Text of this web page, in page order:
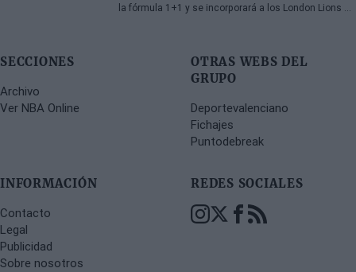
la fórmula 1+1 y se incorporará a los London Lions en
SECCIONES
Archivo
Ver NBA Online
OTRAS WEBS DEL
GRUPO
Deportevalenciano
Fichajes
Puntodebreak
INFORMACIÓN
Contacto
Legal
Publicidad
Sobre nosotros
REDES SOCIALES